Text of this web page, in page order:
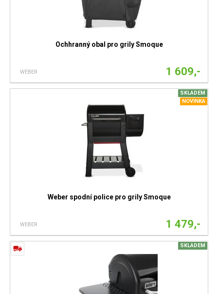
Ochhranný obal pro grily Smoque
WEBER 1 609,-
SKLADEM
NOVINKA
Weber spodní police pro grily Smoque
WEBER 1 479,-
SKLADEM